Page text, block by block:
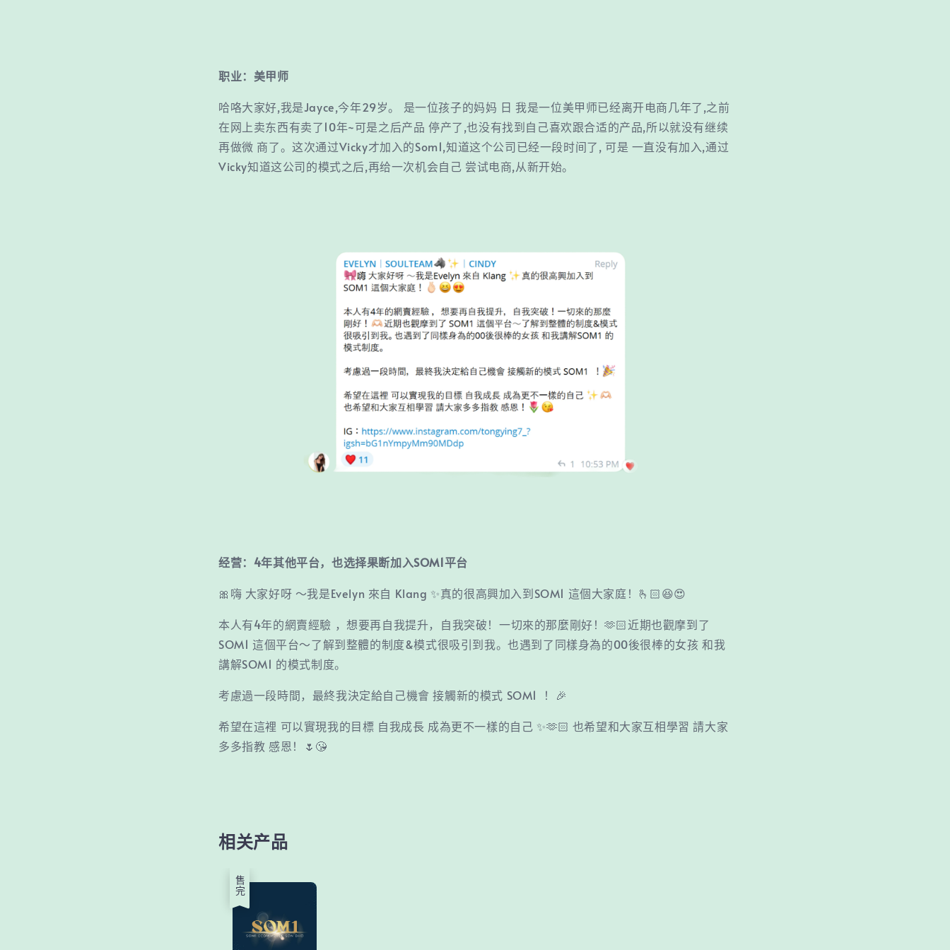
职业：美甲师
哈咯大家好,我是Jayce,今年29岁。 是一位孩子的妈妈 日 我是一位美甲师已经离开电商几年了,之前
在网上卖东西有卖了10年~可是之后产品 停产了,也没有找到自己喜欢跟合适的产品,所以就没有继续
再做微 商了。这次通过Vicky才加入的Som1,知道这个公司已经一段时间了, 可是 一直没有加入,通过
Vicky知道这公司的模式之后,再给一次机会自己 尝试电商,从新开始。
经营：4年其他平台，也选择果断加入SOM1平台
🎀嗨 大家好呀 ～我是Evelyn 來自 Klang ✨真的很高興加入到SOM1 這個大家庭！🫰🏻😆😍
本人有4年的網賣經驗 ，想要再自我提升，自我突破！一切來的那麼剛好！🫶🏻近期也觀摩到了
SOM1 這個平台～了解到整體的制度&模式很吸引到我。也遇到了同樣身為的00後很棒的女孩 和我
講解SOM1 的模式制度。
考慮過一段時間，最終我決定給自己機會 接觸新的模式 SOM1 ！🎉
希望在這裡 可以實現我的目標 自我成長 成為更不一樣的自己 ✨🫶🏻 也希望和大家互相學習 請大家
多多指教 感恩！🌷😘
相关产品
售完